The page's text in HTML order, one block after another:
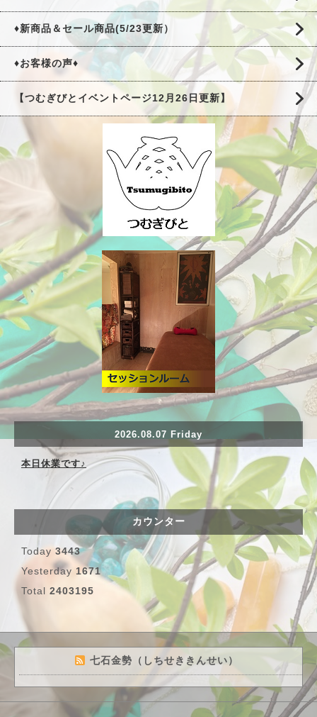
♦新商品＆セール商品(5/23更新）
♦お客様の声♦
【つむぎびとイベントページ12月26日更新】
2026.08.07 Friday
本日休業です♪
カウンター
Today 3443
Yesterday 1671
Total 2403195
七石金勢（しちせききんせい）